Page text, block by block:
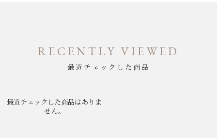
RECENTLY VIEWED
最近チェックした商品
最近チェックした商品はありま
せん。